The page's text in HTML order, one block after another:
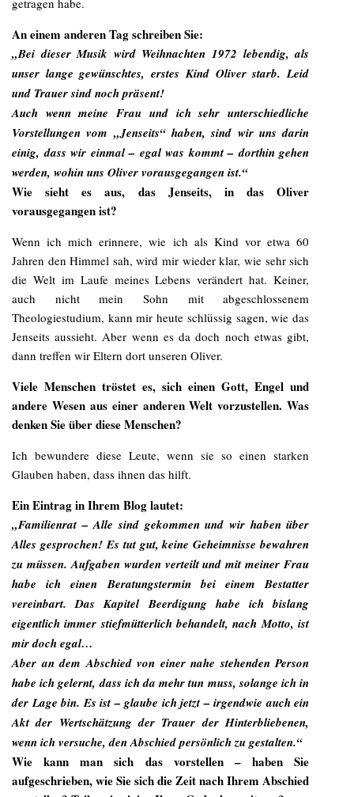
getragen habe.
An einem anderen Tag schreiben Sie:
„Bei dieser Musik wird Weihnachten 1972 lebendig, als
unser lange gewünschtes, erstes Kind Oliver starb. Leid
und Trauer sind noch präsent!
Auch wenn meine Frau und ich sehr unterschiedliche
Vorstellungen vom „Jenseits“ haben, sind wir uns darin
einig, dass wir einmal – egal was kommt – dorthin gehen
werden, wohin uns Oliver vorausgegangen ist.“
Wie sieht es aus, das Jenseits, in das Oliver
vorausgegangen ist?
Wenn ich mich erinnere, wie ich als Kind vor etwa 60
Jahren den Himmel sah, wird mir wieder klar, wie sehr sich
die Welt im Laufe meines Lebens verändert hat. Keiner,
auch nicht mein Sohn mit abgeschlossenem
Theologiestudium, kann mir heute schlüssig sagen, wie das
Jenseits aussieht. Aber wenn es da doch noch etwas gibt,
dann treffen wir Eltern dort unseren Oliver.
Viele Menschen tröstet es, sich einen Gott, Engel und
andere Wesen aus einer anderen Welt vorzustellen. Was
denken Sie über diese Menschen?
Ich bewundere diese Leute, wenn sie so einen starken
Glauben haben, dass ihnen das hilft.
Ein Eintrag in Ihrem Blog lautet:
„Familienrat – Alle sind gekommen und wir haben über
Alles gesprochen! Es tut gut, keine Geheimnisse bewahren
zu müssen. Aufgaben wurden verteilt und mit meiner Frau
habe ich einen Beratungstermin bei einem Bestatter
vereinbart. Das Kapitel Beerdigung habe ich bislang
eigentlich immer stiefmütterlich behandelt, nach Motto, ist
mir doch egal…
Aber an dem Abschied von einer nahe stehenden Person
habe ich gelernt, dass ich da mehr tun muss, solange ich in
der Lage bin. Es ist – glaube ich jetzt – irgendwie auch ein
Akt der Wertschätzung der Trauer der Hinterbliebenen,
wenn ich versuche, den Abschied persönlich zu gestalten.“
Wie kann man sich das vorstellen – haben Sie
aufgeschrieben, wie Sie sich die Zeit nach Ihrem Abschied